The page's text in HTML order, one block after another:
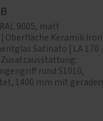
9005, matt
Oberfläche Keramik Iron
Satinato | LA 170
Zusatzausstattung:
rund S1010,
1400 mm mit geraden